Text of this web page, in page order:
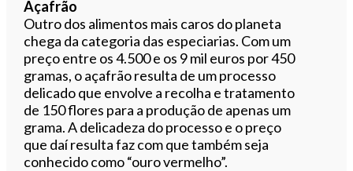
Açafrão
Outro dos alimentos mais caros do planeta
chega da categoria das especiarias. Com um
preço entre os 4.500 e os 9 mil euros por 450
gramas, o açafrão resulta de um processo
delicado que envolve a recolha e tratamento
de 150 flores para a produção de apenas um
grama. A delicadeza do processo e o preço
que daí resulta faz com que também seja
conhecido como “ouro vermelho”.